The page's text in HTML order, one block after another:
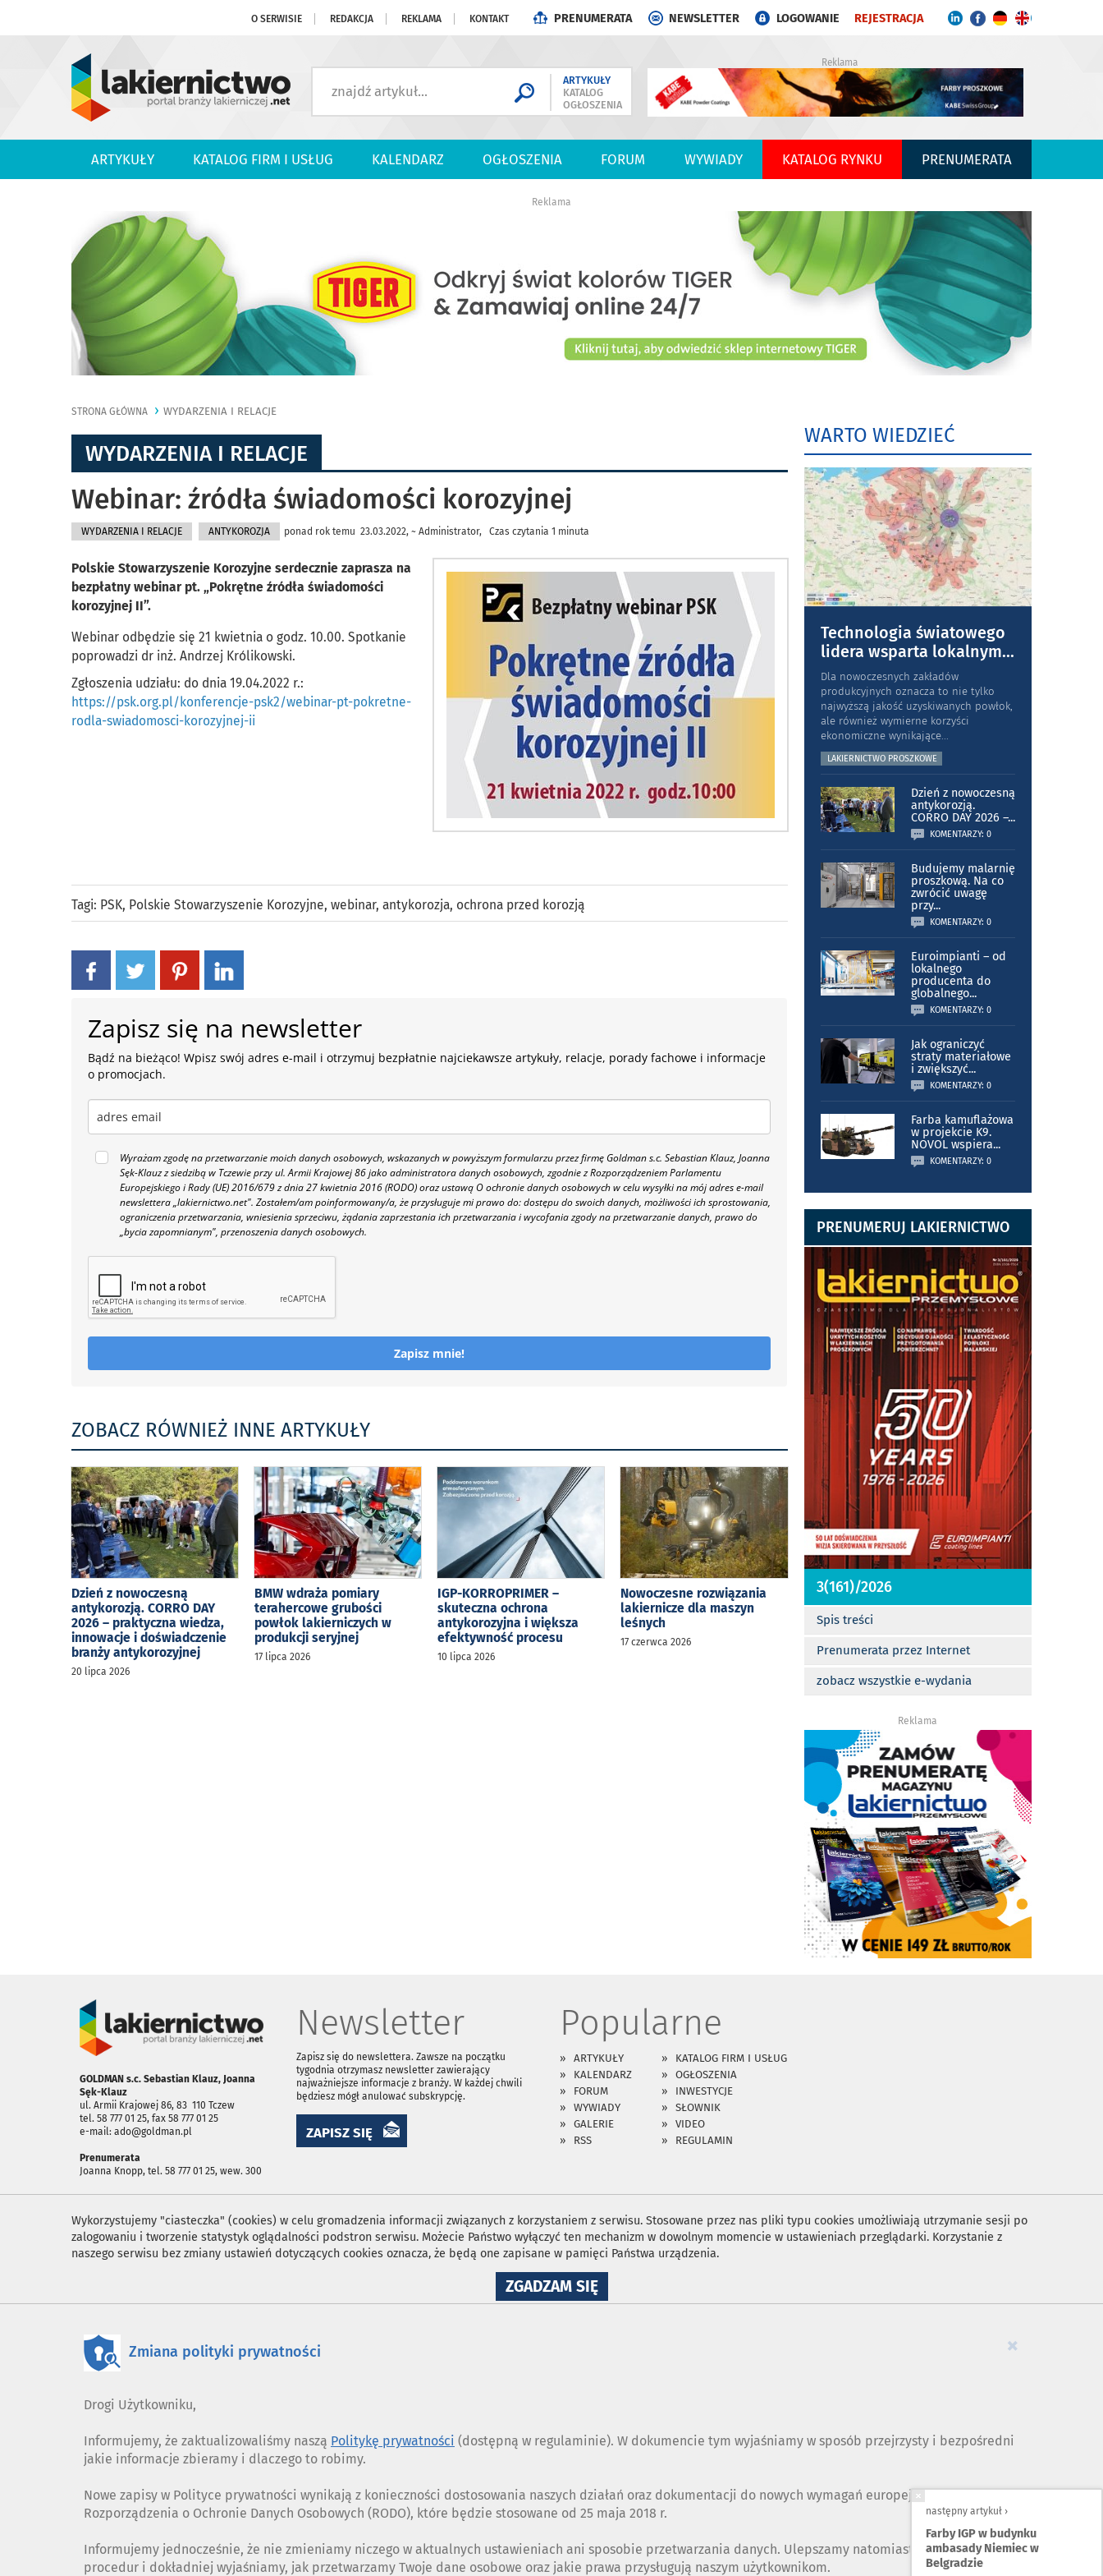
O SERWISIE REDAKCJA REKLAMA KONTAKT PRENUMERATA NEWSLETTER LOGOWANIE REJESTRACJA
ARTYKUŁY
KATALOG
OGŁOSZENIA
Reklama
ARTYKUŁY KATALOG FIRM I USŁUG KALENDARZ OGŁOSZENIA FORUM WYWIADY KATALOG RYNKU PRENUMERATA
Reklama
STRONA GŁÓWNA WYDARZENIA I RELACJE
WYDARZENIA I RELACJE
Webinar: źródła świadomości korozyjnej
WYDARZENIA I RELACJE ANTYKOROZJA ponad rok temu 23.03.2022, ~ Administrator, Czas czytania 1 minuta
Polskie Stowarzyszenie Korozyjne serdecznie zaprasza na
bezpłatny webinar pt. „Pokrętne źródła świadomości
korozyjnej II”.
Webinar odbędzie się 21 kwietnia o godz. 10.00. Spotkanie
poprowadzi dr inż. Andrzej Królikowski.
Zgłoszenia udziału: do dnia 19.04.2022 r.:
https://psk.org.pl/konferencje-psk2/webinar-pt-pokretne-
rodla-swiadomosci-korozyjnej-ii
Tagi: PSK, Polskie Stowarzyszenie Korozyjne, webinar, antykorozja, ochrona przed korozją
następny artykuł ›
Farby IGP w budynku
ambasady Niemiec w
Belgradzie
Zapisz się na newsletter
Bądź na bieżąco! Wpisz swój adres e-mail i otrzymuj bezpłatnie najciekawsze artykuły, relacje, porady fachowe i informacje
o promocjach.
Wyrażam zgodę na przetwarzanie moich danych osobowych, wskazanych w powyższym formularzu przez firmę Goldman s.c. Sebastian Klauz, Joanna
Sęk-Klauz z siedzibą w Tczewie przy ul. Armii Krajowej 86 jako administratora danych osobowych, zgodnie z Rozporządzeniem Parlamentu
Europejskiego i Rady (UE) 2016/679 z dnia 27 kwietnia 2016 (RODO) oraz ustawą O ochronie danych osobowych w celu wysyłki na mój adres e-mail
newslettera „lakiernictwo.net". Zostałem/am poinformowany/a, że przysługuje mi prawo do: dostępu do swoich danych, możliwości ich sprostowania,
ograniczenia przetwarzania, wniesienia sprzeciwu, żądania zaprzestania ich przetwarzania i wycofania zgody na przetwarzanie danych, prawo do
„bycia zapomnianym", przenoszenia danych osobowych.
Zapisz mnie!
ZOBACZ RÓWNIEŻ INNE ARTYKUŁY
Dzień z nowoczesną
antykorozją. CORRO DAY
2026 – praktyczna wiedza,
innowacje i doświadczenie
branży antykorozyjnej
20 lipca 2026
BMW wdraża pomiary
terahercowe grubości
powłok lakierniczych w
produkcji seryjnej
17 lipca 2026
IGP-KORROPRIMER –
skuteczna ochrona
antykorozyjna i większa
efektywność procesu
10 lipca 2026
Nowoczesne rozwiązania
lakiernicze dla maszyn
leśnych
17 czerwca 2026
WARTO WIEDZIEĆ
Technologia światowego
lidera wsparta lokalnym...
Dla nowoczesnych zakładów
produkcyjnych oznacza to nie tylko
najwyższą jakość uzyskiwanych powłok,
ale również wymierne korzyści
ekonomiczne wynikające...
LAKIERNICTWO PROSZKOWE
Dzień z nowoczesną
antykorozją.
CORRO DAY 2026 –...
KOMENTARZY: 0
Budujemy malarnię
proszkową. Na co
zwrócić uwagę
przy...
KOMENTARZY: 0
Euroimpianti – od
lokalnego
producenta do
globalnego...
KOMENTARZY: 0
Jak ograniczyć
straty materiałowe
i zwiększyć...
KOMENTARZY: 0
Farba kamuflażowa
w projekcie K9.
NOVOL wspiera...
KOMENTARZY: 0
PRENUMERUJ LAKIERNICTWO
3(161)/2026
Spis treści
Prenumerata przez Internet
zobacz wszystkie e-wydania
Reklama
GOLDMAN s.c. Sebastian Klauz, Joanna
Sęk-Klauz
ul. Armii Krajowej 86, 83 ­ 110 Tczew
tel. 58 777 01 25, fax 58 777 01 25
e-mail: ado@goldman.pl
Prenumerata
Joanna Knopp, tel. 58 777 01 25, wew. 300
Newsletter
Zapisz się do newslettera. Zawsze na początku
tygodnia otrzymasz newsletter zawierający
najważniejsze informacje z branży. W każdej chwili
będziesz mógł anulować subskrypcję.
ZAPISZ SIĘ
Popularne
ARTYKUŁY
KATALOG FIRM I USŁUG
KALENDARZ
OGŁOSZENIA
FORUM
INWESTYCJE
WYWIADY
SŁOWNIK
GALERIE
VIDEO
RSS
REGULAMIN
Wykorzystujemy "ciasteczka" (cookies) w celu gromadzenia informacji związanych z korzystaniem z serwisu. Stosowane przez nas pliki typu cookies umożliwiają utrzymanie sesji po
zalogowaniu i tworzenie statystyk oglądalności podstron serwisu. Możecie Państwo wyłączyć ten mechanizm w dowolnym momencie w ustawieniach przeglądarki. Korzystanie z
naszego serwisu bez zmiany ustawień dotyczących cookies oznacza, że będą one zapisane w pamięci Państwa urządzenia.
ZGADZAM SIĘNA
WYKORZYSTANIE
×
Zmiana polityki prywatności
Drogi Użytkowniku,
Informujemy, że zaktualizowaliśmy naszą Politykę prywatności (dostępną w regulaminie). W dokumencie tym wyjaśniamy w sposób przejrzysty i bezpośredni
jakie informacje zbieramy i dlaczego to robimy.
Nowe zapisy w Polityce prywatności wynikają z konieczności dostosowania naszych działań oraz dokumentacji do nowych wymagań europejskiego
Rozporządzenia o Ochronie Danych Osobowych (RODO), które będzie stosowane od 25 maja 2018 r.
Informujemy jednocześnie, że nie zmieniamy niczego w aktualnych ustawieniach ani sposobie przetwarzania danych. Ulepszamy natomiast opis naszych
procedur i dokładniej wyjaśniamy, jak przetwarzamy Twoje dane osobowe oraz jakie prawa przysługują naszym użytkownikom.